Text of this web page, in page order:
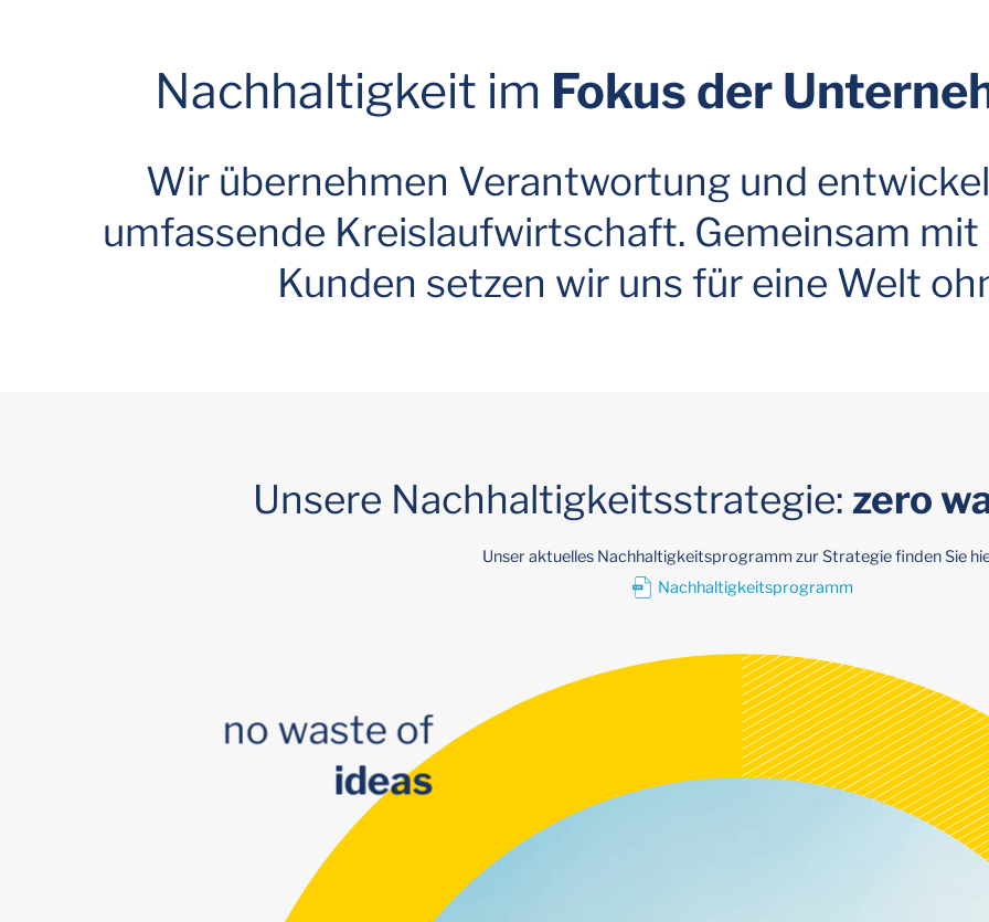
Nachhaltigkeit im Fokus der
Wir übernehmen Verantwortung und
umfassende Kreislaufwirtschaft. Gemeinsam
Kunden setzen wir uns für eine Welt
Unsere Nachhaltigkeitsstrategie: zero
Unser aktuelles Nachhaltigkeitsprogramm zur Strategie finden Sie
Nachhaltigkeitsprogramm
no waste of
ideas